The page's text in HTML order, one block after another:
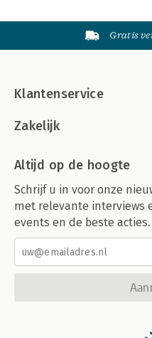
Gratis
Klantenservice
Zakelijk
Altijd op de hoogte
Schrijf u in voor onze
met relevante interviews
events en de beste acties.